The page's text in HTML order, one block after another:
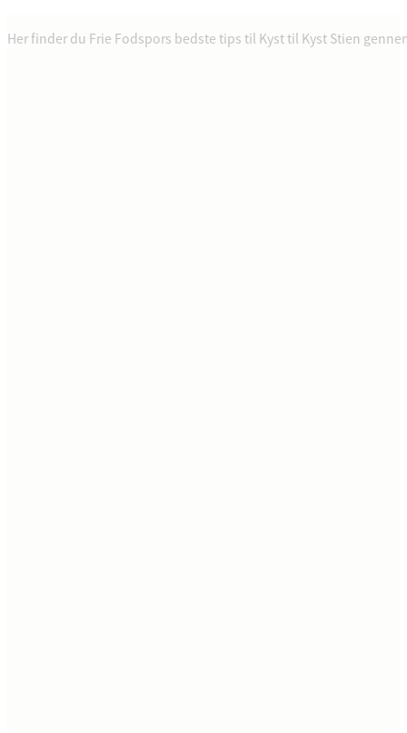
Her finder du Frie Fodspors bedste tips til Kyst til Kyst Stien